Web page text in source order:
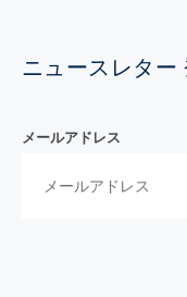
ニュースレター
メールアドレス